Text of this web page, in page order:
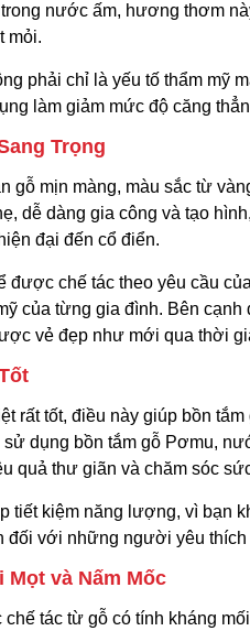
nước ấm, hương thơm
mỏi.
phải chỉ là yếu tố thẩm mỹ
làm giảm mức độ căng
Trọng
gỗ mịn màng, màu sắc từ
dễ dàng gia công và tạo
đại đến cổ điển.
được chế tác theo yêu cầu
của từng gia đình. Bên
vẻ đẹp như mới qua thời
rất tốt, điều này giúp bồn
dụng bồn tắm gỗ Pơmu,
quả thư giãn và chăm sóc
tiết kiệm năng lượng, vì bạn
với những người yêu thích
Mọt và Nấm Mốc
tác từ gỗ có tính kháng